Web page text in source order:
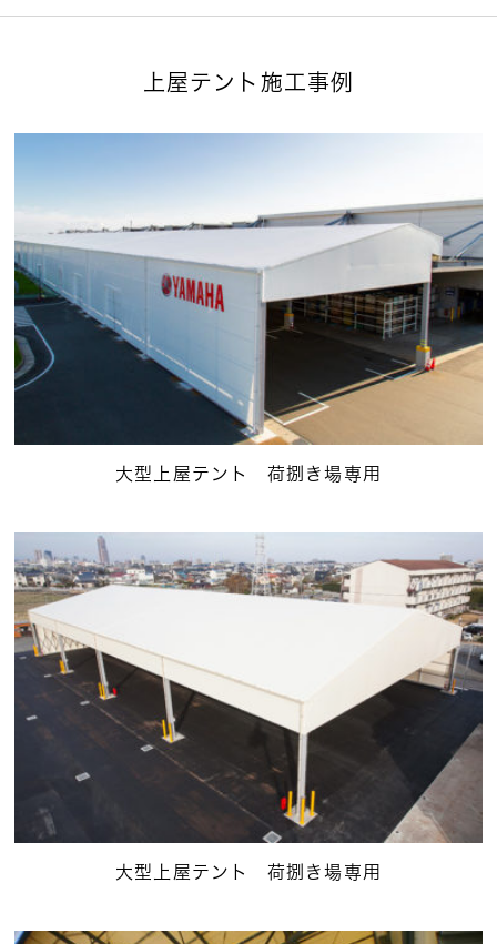
上屋テント施工事例
大型上屋テント 荷捌き場専用
大型上屋テント 荷捌き場専用